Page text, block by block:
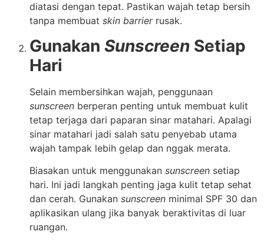
diatasi dengan tepat. Pastikan wajah tetap bersih
tanpa membuat skin barrierrusak.
Gunakan Sunscreen Setiap
Hari
Selain membersihkan wajah, penggunaan
sunscreen berperan penting untuk membuat kulit
tetap terjaga dari paparan sinar matahari. Apalagi
sinar matahari jadi salah satu penyebab utama
wajah tampak lebih gelap dan nggak merata.
Biasakan untuk menggunakan sunscreen setiap
hari. Ini jadi langkah penting jaga kulit tetap sehat
dan cerah. Gunakan sunscreen minimal SPF 30 dan
aplikasikan ulang jika banyak beraktivitas di luar
ruangan.